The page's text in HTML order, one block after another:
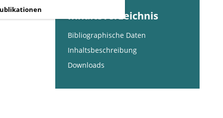
Inhaltsverzeichnis
Bibliographische Daten
Inhaltsbeschreibung
Downloads